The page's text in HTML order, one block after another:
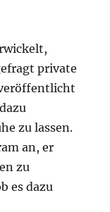
private
zu lassen.
an, er
zu
es dazu